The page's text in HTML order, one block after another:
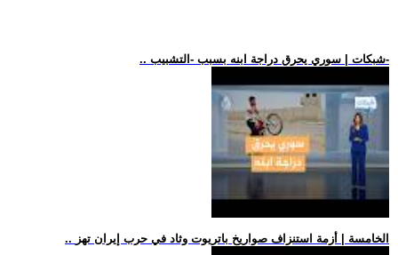
.. شبكات | سوري يحرق دراجة ابنه بسبب -التشبيب-
.. الخامسة | أزمة استنزاف صواريخ باتريوت وثاد في حرب إيران تهز